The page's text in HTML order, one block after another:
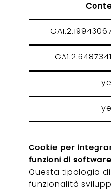
Cookie per
funzioni di
Questa tipologia
funzionalità